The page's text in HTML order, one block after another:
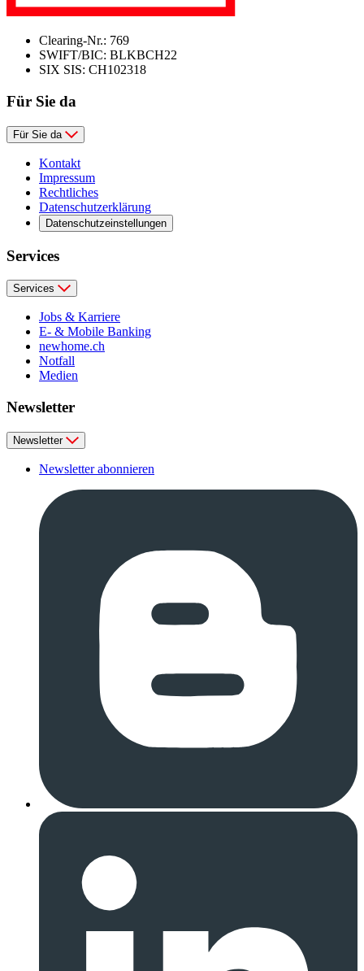
Clearing-Nr.: 769
SWIFT/BIC: BLKBCH22
SIX SIS: CH102318
Für Sie da
Für Sie da
Kontakt
Impressum
Rechtliches
Datenschutzerklärung
Datenschutzeinstellungen
Services
Services
Jobs & Karriere
E- & Mobile Banking
newhome.ch
Notfall
Medien
Newsletter
Newsletter
Newsletter abonnieren